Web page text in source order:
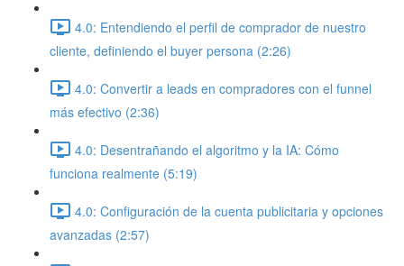
4.0: Entendiendo el perfil de comprador de nuestro
cliente, definiendo el buyer persona (2:26)
4.0: Convertir a leads en compradores con el funnel
más efectivo (2:36)
4.0: Desentrañando el algoritmo y la IA: Cómo
funciona realmente (5:19)
4.0: Configuración de la cuenta publicitaria y opciones
avanzadas (2:57)